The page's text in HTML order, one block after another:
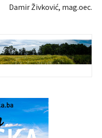
Damir Živković, mag.oec.